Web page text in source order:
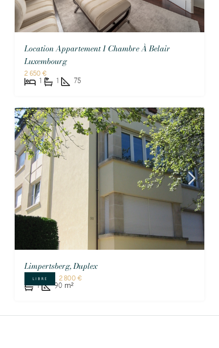
Location Appartement 1 Chambre À Belair
Luxembourg
2 650 €
1 1 75
Limpertsberg, Duplex
LIBRE 2 800 €
1 90 m²